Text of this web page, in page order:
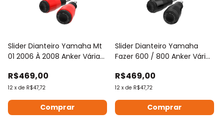
Slider Dianteiro Yamaha Mt
01 2006 À 2008 Anker Várias
R$469,00
12 x de R$47,72
Comprar
Slider Dianteiro Yamaha
Fazer 600 / 800 Anker Várias
R$469,00
12 x de R$47,72
Comprar